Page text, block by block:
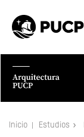
Inicio Estudios